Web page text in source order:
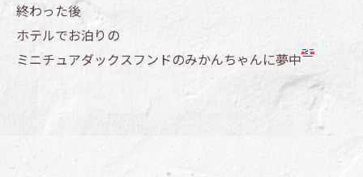
終わった後
ホテルでお泊りの
ミニチュアダックスフンドのみかんちゃんに夢中